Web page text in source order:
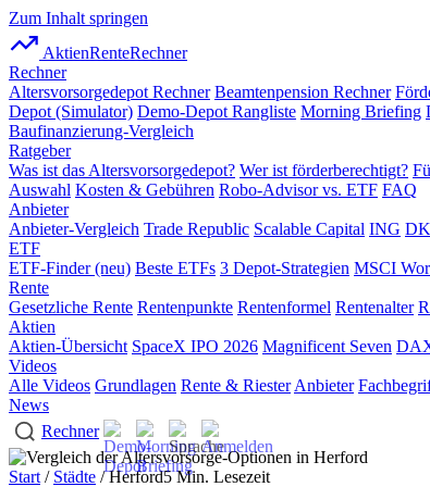
Zum Inhalt springen
AktienRenteRechner
Rechner
Altersvorsorgedepot Rechner Beamtenpension Rechner
Depot (Simulator) Demo-Depot Rangliste Morning Briefing
Baufinanzierung-Vergleich
Ratgeber
Was ist das Altersvorsorgedepot? Wer ist förderberechtigt?
Auswahl Kosten & Gebühren Robo-Advisor vs. ETF FAQ
Anbieter
Anbieter-Vergleich Trade Republic Scalable Capital ING
ETF
ETF-Finder (neu) Beste ETFs 3 Depot-Strategien MSCI
Rente
Gesetzliche Rente Rentenpunkte Rentenformel Rentenalter
Aktien
Aktien-Übersicht SpaceX IPO 2026 Magnificent Seven
Videos
Alle Videos Grundlagen Rente & Riester Anbieter
News
Rechner
Start / Städte / Herford5 Min. Lesezeit